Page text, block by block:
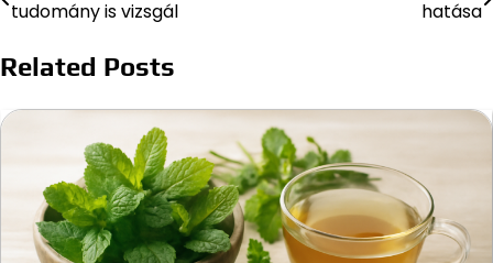
navigáció
tudomány is vizsgál
hatása
Related Posts